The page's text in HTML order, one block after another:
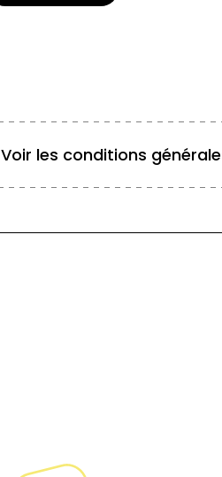
Voir les conditions
Si vous n’étiez pas satisfait, je rembourse
Le prix de la livraison inclut les frais d’envoi et